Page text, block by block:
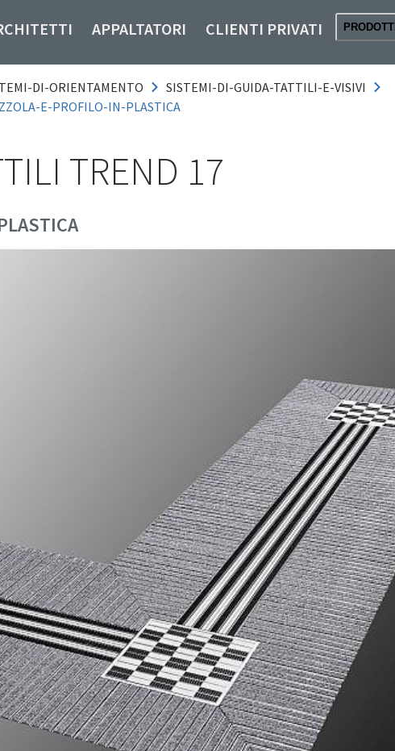
APPALTATORI CLIENTI PRIVATI PRODOTTI
DI-ORIENTAMENTO
SISTEMI-DI-GUIDA-TATTILI-E-VISIVI
E-PROFILO-IN-PLASTICA
TREND 17